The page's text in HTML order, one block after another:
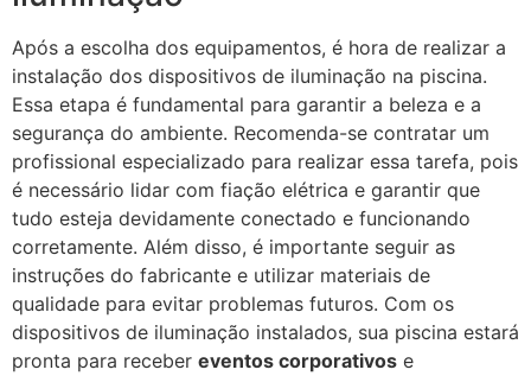
Após a escolha dos equipamentos, é hora de realizar a
instalação dos dispositivos de iluminação na piscina.
Essa etapa é fundamental para garantir a beleza e a
segurança do ambiente. Recomenda-se contratar um
profissional especializado para realizar essa tarefa, pois
é necessário lidar com fiação elétrica e garantir que
tudo esteja devidamente conectado e funcionando
corretamente. Além disso, é importante seguir as
instruções do fabricante e utilizar materiais de
qualidade para evitar problemas futuros. Com os
dispositivos de iluminação instalados, sua piscina estará
pronta para receber eventos corporativos e